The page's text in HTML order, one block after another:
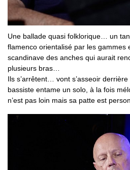
Une ballade quasi folklorique… un
flamenco orientalisé par les gammes
scandinave des anches qui aurait
plusieurs bras…
Ils s’arrêtent… vont s’asseoir
bassiste entame un solo, à la fois
n’est pas loin mais sa patte est